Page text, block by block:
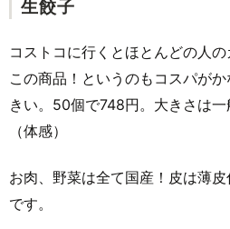
生餃子
コストコに行くとほとんどの人
この商品！というのもコスパが
きい。50個で748円。大きさは
（体感）
お肉、野菜は全て国産！皮は薄
です。